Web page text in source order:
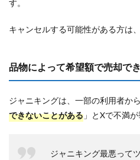
す。
キャンセルする可能性がある方は
品物によって希望額で売却で
ジャニキングは、一部の利用者か
できないことがある 」とXで不満
ジャニキング最悪って